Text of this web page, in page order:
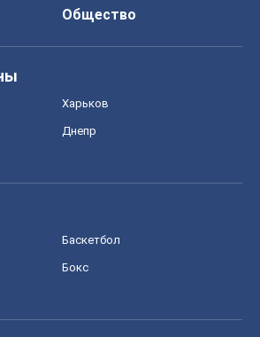
Общество
Харьков
Днепр
Баскетбол
Бокс